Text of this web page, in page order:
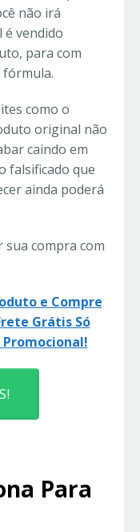
não irá
vendido
para com
como o
original não
caindo em
falsificado que
ainda poderá
compra com
e Compre
Grátis Só
Promocional!
Para